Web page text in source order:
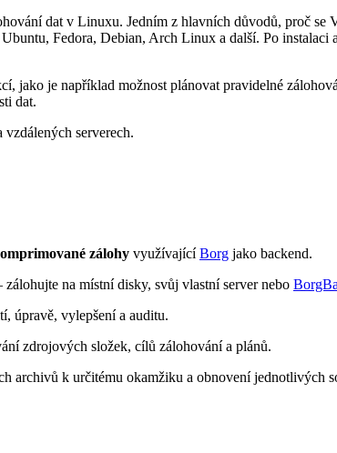
dat v Linuxu. Jedním z hlavních důvodů, proč
Fedora, Debian, Arch Linux a další. Po
jako je například možnost plánovat pravidelné
dat.
serverech.
zálohy využívajícíBorg jako backend.
zálohujte na místní disky, svůj vlastní server nebo
úpravě, vylepšení a auditu.
zdrojových složek, cílů zálohování a plánů.
archivů k určitému okamžiku a obnovení jednotlivých